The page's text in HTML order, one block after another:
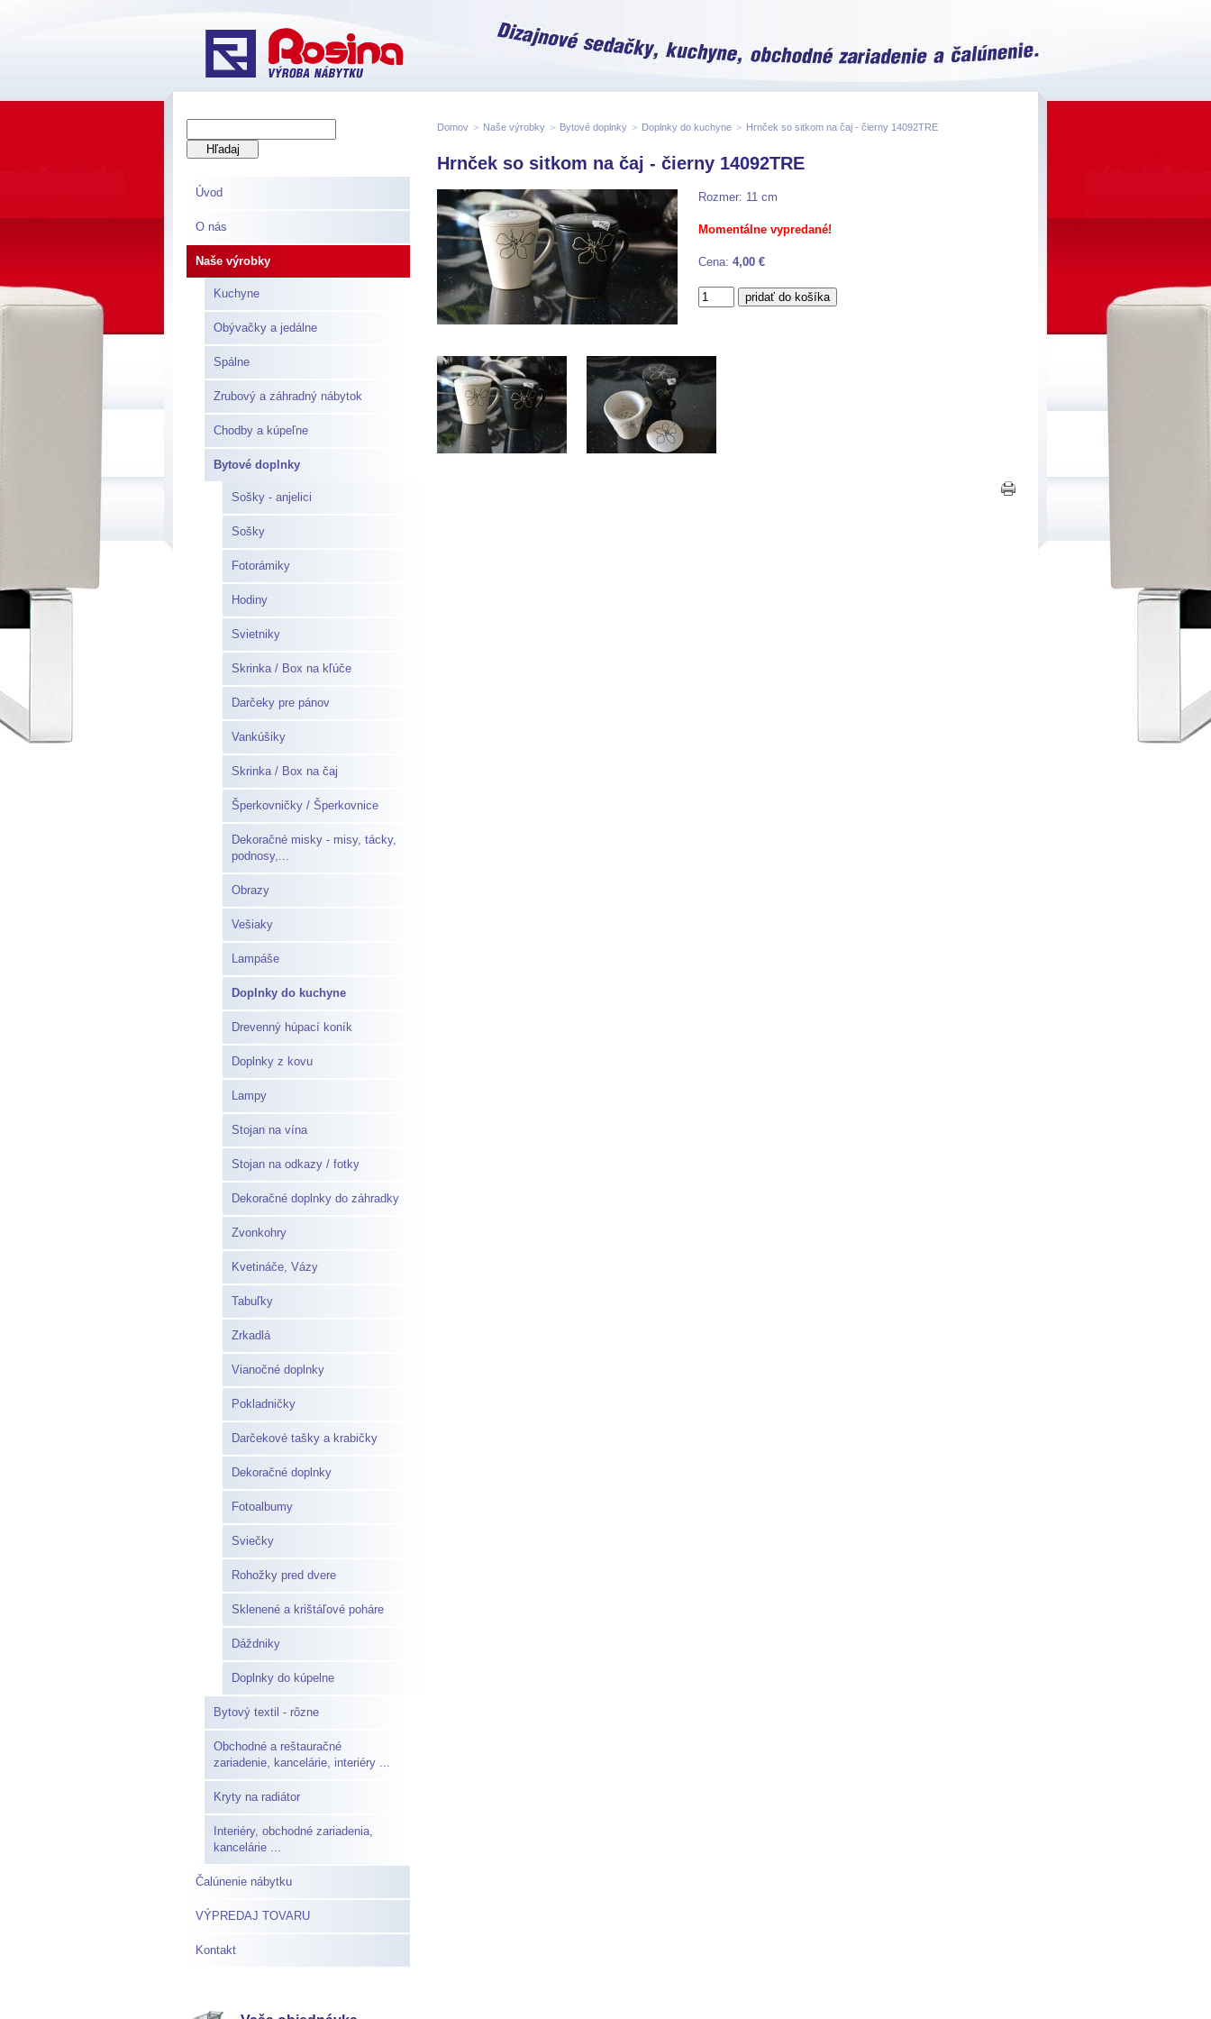
Úvod
O nás
Naše výrobky
Kuchyne
Obývačky a jedálne
Spálne
Zrubový a záhradný nábytok
Chodby a kúpeľne
Bytové doplnky
Sošky - anjelici
Sošky
Fotorámiky
Hodiny
Svietniky
Skrinka / Box na kľúče
Darčeky pre pánov
Vankúšiky
Skrinka / Box na čaj
Šperkovničky / Šperkovnice
Dekoračné misky - misy, tácky,
podnosy,...
Obrazy
Vešiaky
Lampáše
Doplnky do kuchyne
Drevenný húpací koník
Doplnky z kovu
Lampy
Stojan na vína
Stojan na odkazy / fotky
Dekoračné doplnky do záhradky
Zvonkohry
Kvetináče, Vázy
Tabuľky
Zrkadlá
Vianočné doplnky
Pokladničky
Darčekové tašky a krabičky
Dekoračné doplnky
Fotoalbumy
Sviečky
Rohožky pred dvere
Sklenené a krištáľové poháre
Dáždniky
Doplnky do kúpelne
Bytový textil - rôzne
Obchodné a reštauračné
zariadenie, kancelárie, interiéry ...
Kryty na radiátor
Interiéry, obchodné zariadenia,
kancelárie ...
Čalúnenie nábytku
VÝPREDAJ TOVARU
Kontakt
Domov > Naše výrobky > Bytové doplnky > Doplnky do kuchyne > Hrnček so sitkom na čaj - čierny 14092TRE
Hrnček so sitkom na čaj - čierny 14092TRE
Rozmer: 11 cm
Momentálne vypredané!
Cena: 4,00 €